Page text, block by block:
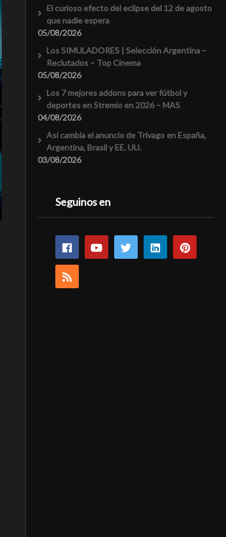
El curioso efecto del eclipse del 12 de agosto
que nadie espera
05/08/2026
Los SIMULADORES | Selección Argentina –
Reclutados – Top Cinema
05/08/2026
Los 7 mejores addons para ver fútbol y
deportes en Stremio en 2026 – MAS
04/08/2026
Así cambia el anuncio de Trivago en España,
Argentina, Brasil y EE. UU.
03/08/2026
Seguinos en